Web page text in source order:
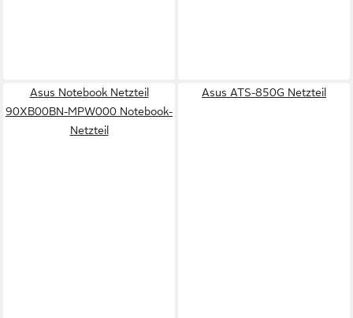
Asus Notebook Netzteil
90XB00BN-MPW000 Notebook-
Netzteil
Asus ATS-850G Netzteil